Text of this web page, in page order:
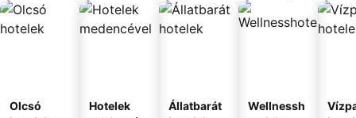
Olcsó
Hotelek
Állatbarát
Wellnessh